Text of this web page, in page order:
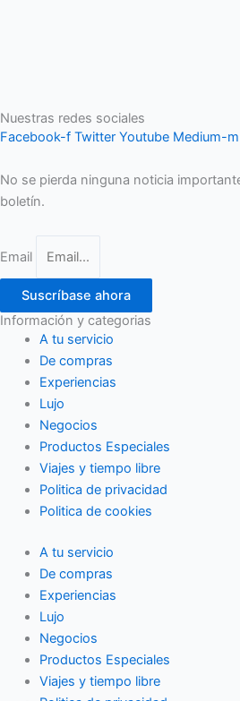
Nuestras redes sociales
Facebook-f Twitter Youtube Medium-m
No se pierda ninguna noticia
boletín.
Email
Suscríbase ahora
Información y categorias
A tu servicio
De compras
Experiencias
Lujo
Negocios
Productos Especiales
Viajes y tiempo libre
Politica de privacidad
Politica de cookies
A tu servicio
De compras
Experiencias
Lujo
Negocios
Productos Especiales
Viajes y tiempo libre